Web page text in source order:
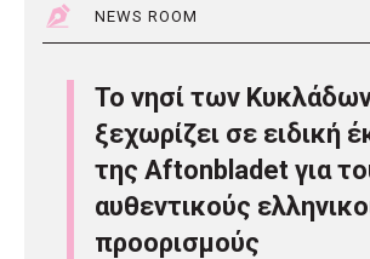
NEWS ROOM
Το νησί των
ξεχωρίζει σε ειδική
της Aftonbladet για
αυθεντικούς
προορισμούς